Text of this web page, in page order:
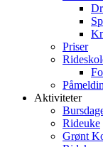
Priser
Aktiviteter
Rideuke
Grønt